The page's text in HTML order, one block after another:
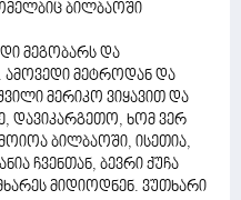
ბილბაოში
მეგობარს და
ამოვედი მეტროდან და
მერიკო ვიყავით და
დავიკარგეთო, ხომ ვერ
ბილბაოში, ისეთია,
ჩვენთან, ბევრი ქუჩა
მიდიოდნენ. ვუთხარი